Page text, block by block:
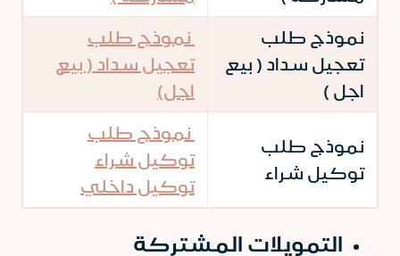
نموذج طلب
تعجيل سداد ( بيع
اجل )
نموذج طلب
تعجيل سداد ( بيع
اجل)
نموذج طلب
توكيل شراء
نموذج طلب
توكيل شراء
توكيل داخلي
التمويلات المشتركة